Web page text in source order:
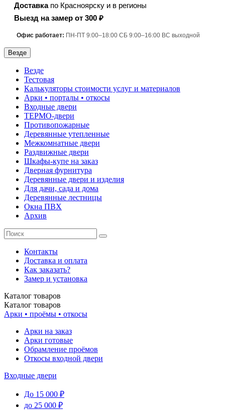
Доставкапо Красноярску и в регионы
Выезд на замер от 300 ₽
Офис работает: ПН-ПТ 9:00–18:00 СБ 9:00–16:00 ВС выходной
Везде
Везде
Тестовая
Калькуляторы стоимости услуг и материалов
Арки • порталы • откосы
Входные двери
ТЕРМО-двери
Противопожарные
Деревянные утепленные
Межкомнатные двери
Раздвижные двери
Шкафы-купе на заказ
Дверная фурнитура
Деревянные двери и изделия
Для дачи, сада и дома
Деревянные лестницы
Окна ПВХ
Архив
Контакты
Доставка и оплата
Как заказать?
Замер и установка
Каталог товаров
Каталог товаров
Арки • проёмы • откосы
Арки на заказ
Арки готовые
Обрамление проёмов
Откосы входной двери
Входные двери
До 15 000 ₽
до 25 000 ₽